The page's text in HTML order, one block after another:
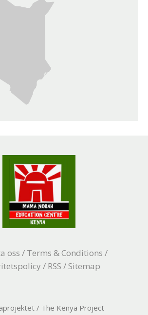
oss / Terms & Conditions /
/ RSS /Sitemap
/ The Kenya Project